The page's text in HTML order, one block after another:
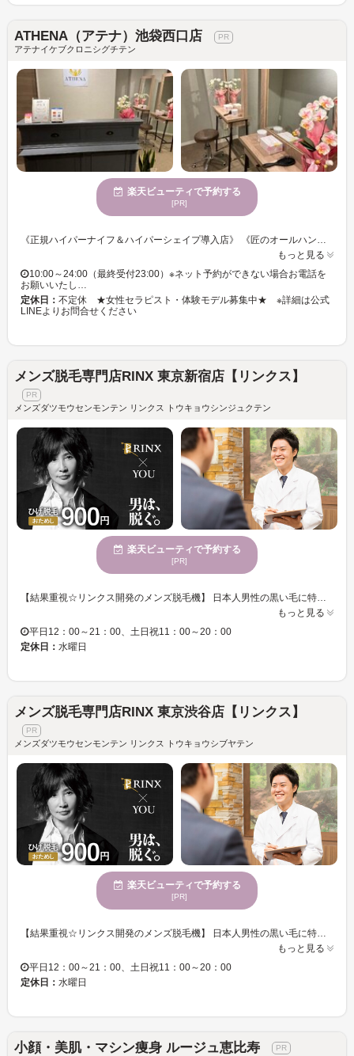
ATHENA（アテナ）池袋西口店
アテナイケブクロニシグチテン
楽天ビューティで予約する
[PR]
もっと見る
10:00～24:00（最終受付23:00）※ネット予約ができない場合お電話を
お願いいたし…
定休日： 不定休 ★女性セラピスト・体験モデル募集中★ ※詳細は公式
LINEよりお問合せください
メンズ脱毛専門店RINX 東京新宿店【リンクス】
メンズダツモウセンモンテン リンクス トウキョウシンジュクテン
楽天ビューティで予約する
[PR]
もっと見る
平日12：00～21：00、土日祝11：00～20：00
定休日： 水曜日
メンズ脱毛専門店RINX 東京渋谷店【リンクス】
メンズダツモウセンモンテン リンクス トウキョウシブヤテン
楽天ビューティで予約する
[PR]
【結果重視☆リンクス開発のメンズ脱毛機】 日本人男性の黒い毛に特化した、男性専用脱毛機をリンクスが完全独自開発。 提携メーカーと共に、部品の一つひとつ上質なものを厳選しながら改良を重ねることで高い脱毛効果と安全性の両立を実現しました♪ 男性の太い毛でも痛みを軽減できるよう、冷却機能を極限まで高めることに成功☆ お客様の肌質・毛質に合わせしっかりと毛にアプローチしていきます。 【男性脱毛技能士】 男性脱毛技能士達がどんなお悩みもお伺いします！ 男性だからこそのお悩みもお気軽にご相談ください♪ お肌の状態・毛量・お悩みに合わせた最適なプランをご提案します☆ 当日予約大歓迎♪ 完全予約制ですのでお電話にてお問い合わせください☆
もっと見る
平日12：00～21：00、土日祝11：00～20：00
定休日： 水曜日
小顔・美肌・マシン痩身 ルージュ恵比寿